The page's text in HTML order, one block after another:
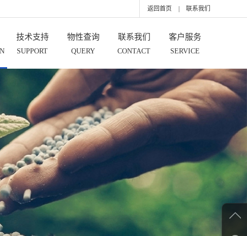
返回首页 联系我们
技术支持
SUPPORT
物性查询
QUERY
联系我们
CONTACT
客户服务
SERVICE